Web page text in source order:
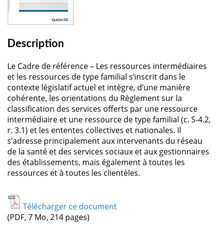
Description
Le Cadre de référence – Les ressources intermédiaires
et les ressources de type familial s’inscrit dans le
contexte législatif actuel et intègre, d’une manière
cohérente, les orientations du Règlement sur la
classification des services offerts par une ressource
intermédiaire et une ressource de type familial (c. S-4.2,
r. 3.1) et les ententes collectives et nationales. Il
s’adresse principalement aux intervenants du réseau
de la santé et des services sociaux et aux gestionnaires
des établissements, mais également à toutes les
ressources et à toutes les clientèles.
Télécharger ce document
(PDF, 7 Mo, 214 pages)